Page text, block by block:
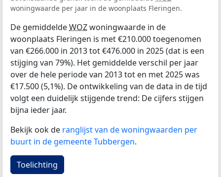
woningwaarde per jaar in de woonplaats Fleringen.
De gemiddeldeWOZwoningwaarde in de
woonplaats Fleringen is met €210.000 toegenomen
van €266.000 in 2013 tot €476.000 in 2025 (dat is een
stijging van 79%). Het gemiddelde verschil per jaar
over de hele periode van 2013 tot en met 2025 was
€17.500 (5,1%). De ontwikkeling van de data in de tijd
volgt een duidelijk stijgende trend: De cijfers stijgen
bijna ieder jaar.
Bekijk ook de ranglijst van de woningwaarden per
buurt in de gemeente Tubbergen.
Toelichting